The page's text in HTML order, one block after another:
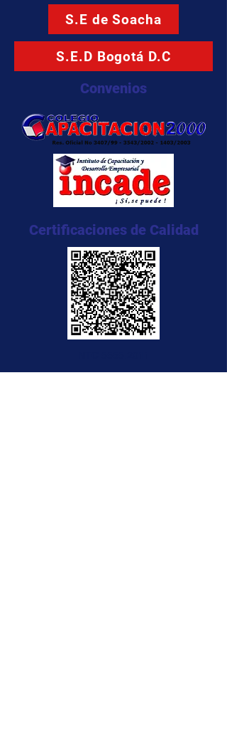
S.E de Soacha
S.E.D Bogotá D.C
Convenios
Certificaciones de Calidad